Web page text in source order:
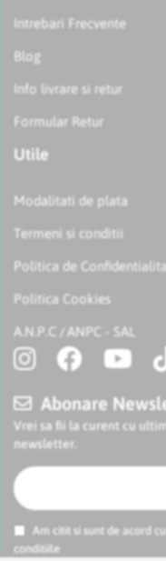
Intrebari Frecvente
Blog
Info livrare si retur
Formular Retur
Utile
Modalitati de plata
Termeni si conditii
Politica de
Politica Cookies
A.N.P.C / ANPC - SAL
Abonare
Vrei sa fii la curent cu
newsletter.
Am citit si sunt de acord cu
conditiile